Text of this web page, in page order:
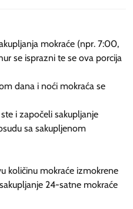
mokraće (npr. 7:00,
se isprazni te se ova porcija
dana i noći mokraća se
i započeli sakupljanje
sa sakupljenom
količinu mokraće izmokrene
24-satne mokraće